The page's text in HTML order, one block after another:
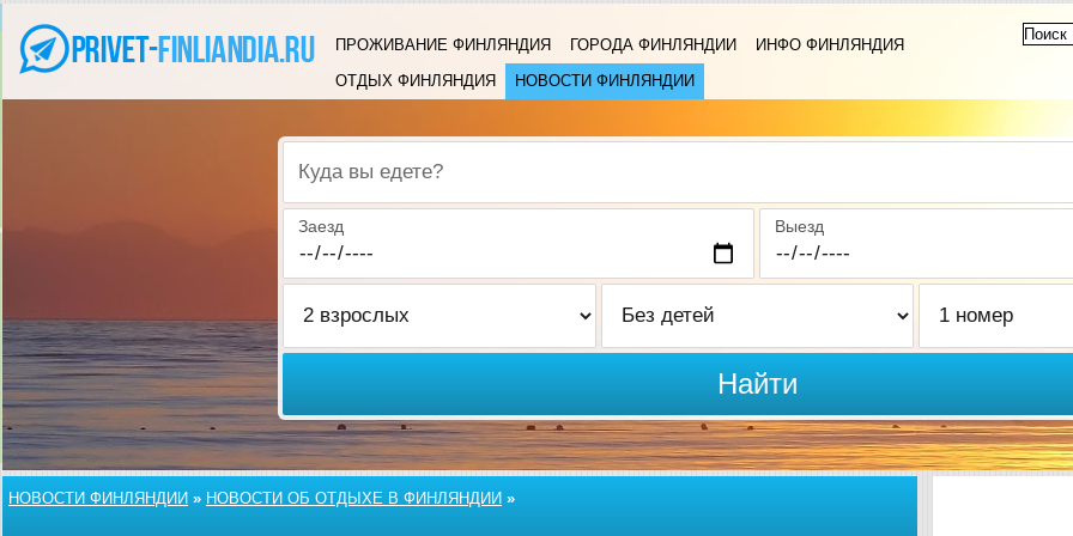
ПРОЖИВАНИЕ ФИНЛЯНДИЯ ГОРОДА ФИНЛЯНДИИ
ИНФО ФИНЛЯНДИЯ
ОТДЫХ ФИНЛЯНДИЯ
НОВОСТИ ФИНЛЯНДИИ
Куда вы едете?
Заезд Выезд
Найти
НОВОСТИ ФИНЛЯНДИИ » НОВОСТИ ОБ ОТДЫХЕ В ФИНЛЯНДИИ »